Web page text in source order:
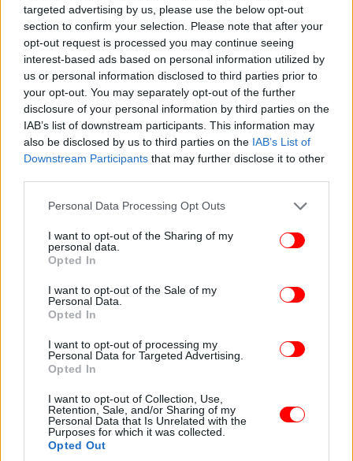
targeted advertising by us, please use the below opt-out
section to confirm your selection. Please note that after your
opt-out request is processed you may continue seeing
interest-based ads based on personal information utilized by
us or personal information disclosed to third parties prior to
your opt-out. You may separately opt-out of the further
disclosure of your personal information by third parties on the
IAB’s list of downstream participants. This information may
also be disclosed by us to third parties on the IAB’s List of
Downstream Participants that may further disclose it to other
Please note that this website/app uses one or more Google
not limited to your visit or usage behaviour. You may click to
grant or deny consent to Google and its third-party tags to
use your data for below specified purposes in below Google
consent section.
Personal Data Processing Opt Outs
I want to opt-out of the Sharing of my
personal data.
Opted In
I want to opt-out of the Sale of my
Personal Data.
Opted In
I want to opt-out of processing my
Personal Data for Targeted Advertising.
Opted In
I want to opt-out of Collection, Use,
Retention, Sale, and/or Sharing of my
Personal Data that Is Unrelated with the
Purposes for which it was collected.
Opted Out
Έχοντας φτιάξει το βιογραφικό της θα επιστρέψει
πίσω στην Αμερική όπου επανασυνδέεται με τον
πατέρα της και κυνηγάει το όνειρο της, ενώ το 1947
σε ηλικία μόλις 23 ετών πηγαίνει στη Βερόνα -εκεί
θα γνωρίσει τον Τζοβάννι Μπατίστα Μενεγκίνι,
έναν αρκετά μεγαλύτερό της πλούσιο και
φιλόμουσο βιομήχανο με τον οποίον παντρεύεται
δύο χρόνια αργότερα.